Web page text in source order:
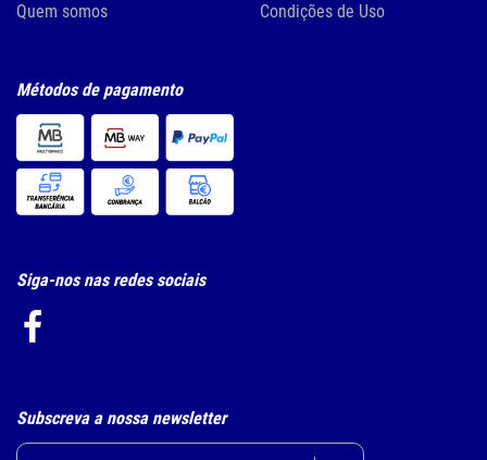
Quem somos
Condições de Uso
Métodos de pagamento
Siga-nos nas redes sociais
Subscreva a nossa newsletter